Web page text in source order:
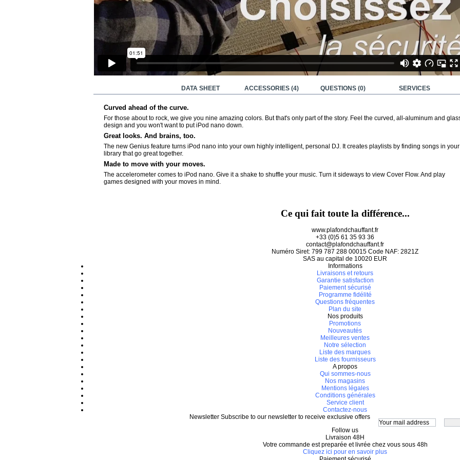
DATA SHEET ACCESSORIES (4) QUESTIONS (0) SERVICES
Curved ahead of the curve.
For those about to rock, we give you nine amazing colors. But that's only part of the story. Feel the curved, all-aluminum and
design and you won't want to put iPod nano down.
Great looks. And brains, too.
The new Genius feature turns iPod nano into your own highly intelligent, personal DJ. It creates playlists by finding songs in your
library that go great together.
Made to move with your moves.
The accelerometer comes to iPod nano. Give it a shake to shuffle your music. Turn it sideways to view Cover Flow. And play
games designed with your moves in mind.
Ce qui fait toute la différence...
www.plafondchauffant.fr
+33 (0)5 61 35 93 36
contact@plafondchauffant.fr
Numéro Siret: 799 787 288 00015 Code NAF: 2821Z
SAS au capital de 10020 EUR
Informations
Livraisons et retours
Garantie satisfaction
Paiement sécurisé
Programme fidélité
Questions fréquentes
Plan du site
Nos produits
Promotions
Nouveautés
Meilleures ventes
Notre sélection
Liste des marques
Liste des fournisseurs
A propos
Qui sommes-nous
Nos magasins
Mentions légales
Conditions générales
Service client
Contactez-nous
Newsletter Subscribe to our newsletter to receive exclusive offers
Follow us
Livraison 48H
Votre commande est preparée et livrée chez vous sous 48h
Cliquez ici pour en savoir plus